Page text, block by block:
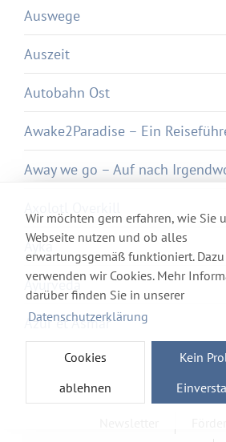
Wir möchten gern erfahren, wie Sie
Webseite nutzen und ob alles
erwartungsgemäß funktioniert. Dazu
verwenden wir Cookies. Mehr
darüber finden Sie in unserer
Datenschutzerklärung
Cookies
ablehnen
Kein
Auswege
Auszeit
Autobahn Ost
Awake2Paradise – Ein
Away we go – Auf nach
Ayka
Ayurveda
Azur et Asmar